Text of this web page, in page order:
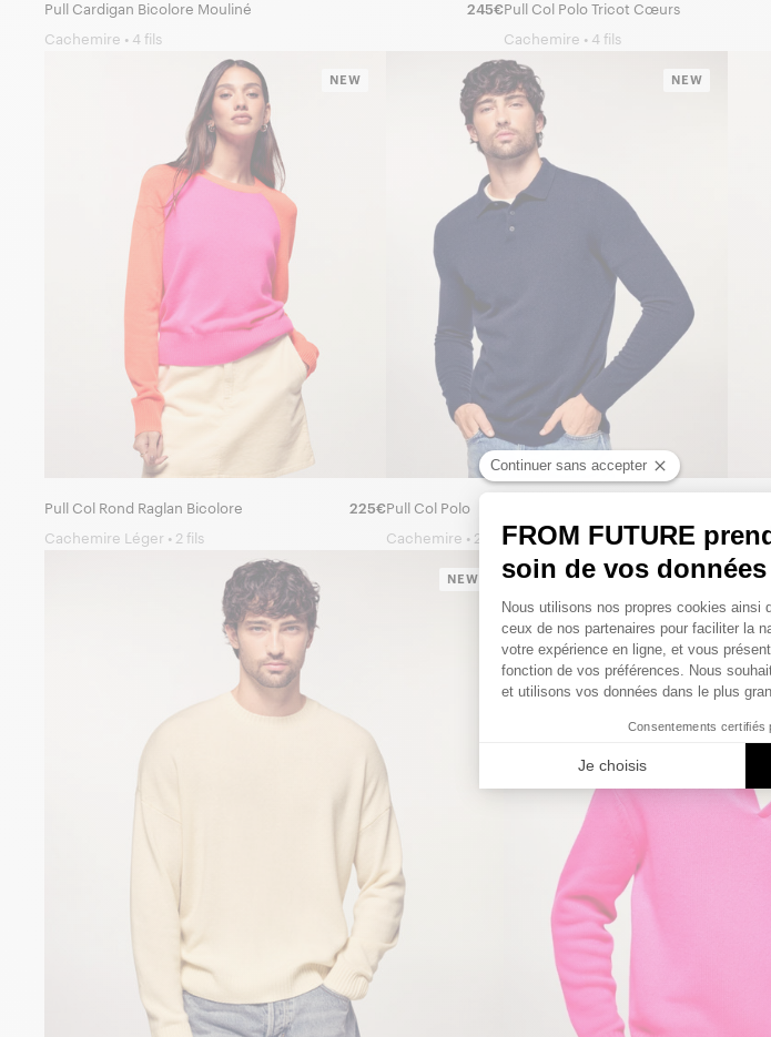
Pull Cardigan Bicolore Mouliné 245€
Cachemire • 4 fils
Pull Col Polo Tricot Cœurs
Cachemire • 4 fils
NEW
Pull Col Rond Raglan Bicolore 225€
Cachemire Léger • 2 fils
NEW
Pull Col Polo
Cachemire • 2 fils
NEW